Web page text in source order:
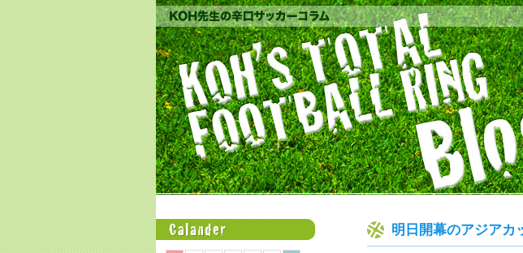
明日開幕のアジアカ